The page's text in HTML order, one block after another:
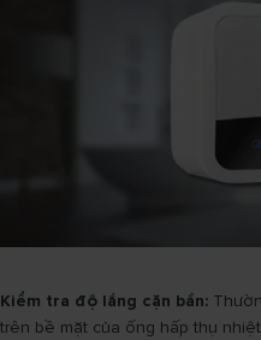
Kiểm tra độ lắng cặn bẩn:
trên bề mặt của ống hấp thụ